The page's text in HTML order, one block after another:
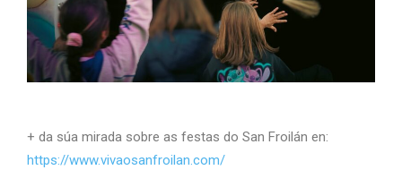
+ da súa mirada sobre as festas do San Froilán en:
https://www.vivaosanfroilan.com/